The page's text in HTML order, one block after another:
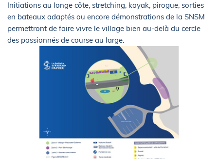
Initiations au longe côte, stretching, kayak, pirogue, sorties
en bateaux adaptés ou encore démonstrations de la SNSM
permettront de faire vivre le village bien au-delà du cercle
des passionnés de course au large.